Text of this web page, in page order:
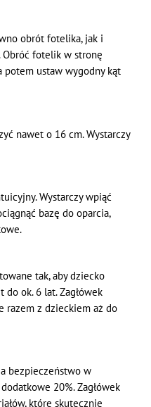
obrót fotelika, jak i
fotelik w stronę
potem ustaw wygodny kąt
nawet o 16 cm. Wystarczy
Wystarczy wpiąć
bazę do oparcia,
tak, aby dziecko
do ok. 6 lat. Zagłówek
razem z dzieckiem aż do
bezpieczeństwo w
20%. Zagłówek
które skutecznie